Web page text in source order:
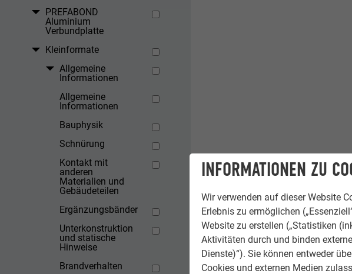
INFORMATIONEN ZU
Wir verwenden auf dieser Website
Erlebnis zu ermöglichen
Website zu erstellen („Statistiken
Aktivitäten durch und binden
Dienste)“). Sie können entweder
Cookies und externen Medien
PREFABOND
Aluminium
Verbundplatte
Kleinformate
Allgemeine
Informationen
Allgemeine
Informationen
Bauphysik
Schnürung
Kontakt mit
anderen
Materialien und
Gebäudeteilen
Ergänzungsbänder
Unterkonstruktion
und statische
Hinweise
Brandverhalten